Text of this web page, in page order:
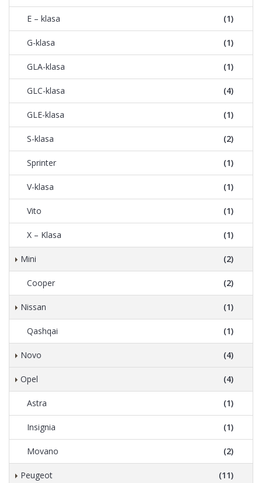
E – klasa (1)
G-klasa (1)
GLA-klasa (1)
GLC-klasa (4)
GLE-klasa (1)
S-klasa (2)
Sprinter (1)
V-klasa (1)
Vito (1)
X – Klasa (1)
Mini (2)
Cooper (2)
Nissan (1)
Qashqai (1)
Novo (4)
Opel (4)
Astra (1)
Insignia (1)
Movano (2)
Peugeot (11)